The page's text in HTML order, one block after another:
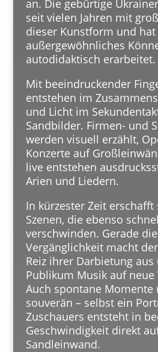
an. Die gebürtige
seit vielen Jahren mit
dieser Kunstform und
außergewöhnliches
autodidaktisch erarbeitet.
Mit beeindruckender
entstehen im
und Licht im
Sandbilder. Firmen- und
werden visuell erzählt,
Konzerte auf
live entstehen
Arien und Liedern.
In kürzester Zeit
Szenen, die ebenso
verschwinden. Gerade
Vergänglichkeit macht
Reiz ihrer Darbietung
Publikum Musik auf neue
Auch spontane Momente
souverän – selbst ein
Zuschauers entsteht in
Geschwindigkeit direkt
Sandleinwand.